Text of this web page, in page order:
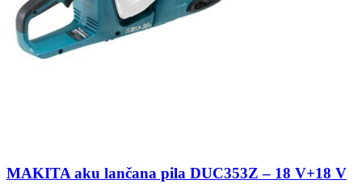
MAKITA aku lančana pila DUC353Z – 18 V+18 V